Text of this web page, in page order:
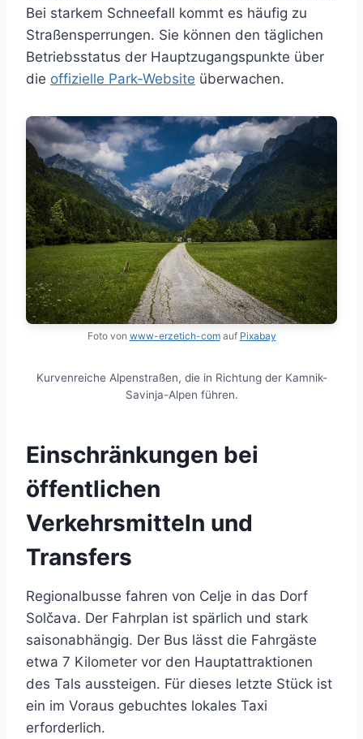
Bei starkem Schneefall kommt es häufig zu
Straßensperrungen. Sie können den täglichen
Betriebsstatus der Hauptzugangspunkte über
die offizielle Park-Website überwachen.
Foto von www-erzetich-comauf Pixabay
Kurvenreiche Alpenstraßen, die in Richtung der Kamnik-
Savinja-Alpen führen.
Einschränkungen bei
öffentlichen
Verkehrsmitteln und
Transfers
Regionalbusse fahren von Celje in das Dorf
Solčava. Der Fahrplan ist spärlich und stark
saisonabhängig. Der Bus lässt die Fahrgäste
etwa 7 Kilometer vor den Hauptattraktionen
des Tals aussteigen. Für dieses letzte Stück ist
ein im Voraus gebuchtes lokales Taxi
erforderlich.